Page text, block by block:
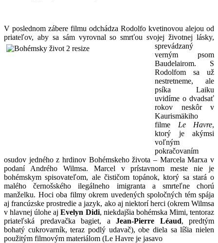
V poslednom zábere filmu odchádza Rodolfo kvetinovou alejou od
priateľov, aby sa sám vyrovnal so smrťou svojej životnej lásky,
sprevádzaný
verným psom
Baudelairom. S
Rodolfom sa už
nestretneme, ale
psíka Laiku
uvidíme o dvadsať
rokov neskôr v
Kaurismäkiho
filme Le Havre,
ktorý je akýmsi
voľným
pokračovaním
osudov jedného z hrdinov Bohémskeho života – Marcela Marxa v
podaní Andrého Wilmsa. Marcel v prístavnom meste nie je
bohémskym spisovateľom, ale čističom topánok, ktorý sa stará o
malého černošského ilegálneho imigranta a smrteľne chorú
manželku. Hoci oba filmy okrem uvedených spoločných tém spája
aj francúzske prostredie a jazyk, ako aj niektorí herci (okrem Wilmsa
v hlavnej úlohe aj Evelyn Didi, niekdajšia bohémska Mimi, tentoraz
priateľská predavačka bagiet, a Jean-Pierre Léaud, predtým
bohatý cukrovarník, teraz podlý udavač), obe diela sa líšia nielen
použitým filmovým materiálom (Le Havre je jasavo